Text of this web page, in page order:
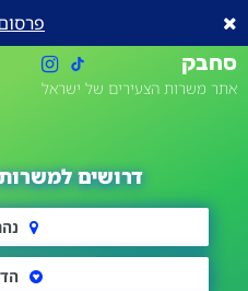
סחבק
אתר משרות הצעירים של ישראל
דרושים